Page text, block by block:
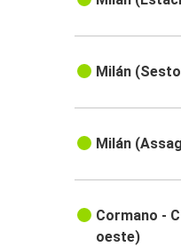
Milán
Milán
Cormano -
oeste)